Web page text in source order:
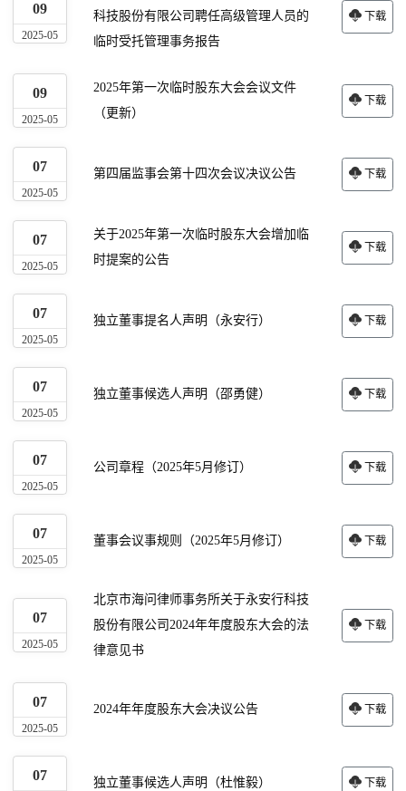
09
2025-05
科技股份有限公司聘任高级管理人员的
临时受托管理事务报告
下载
09
2025-05
2025年第一次临时股东大会会议文件
（更新）
下载
07
2025-05
第四届监事会第十四次会议决议公告 下载
07
2025-05
关于2025年第一次临时股东大会增加临
时提案的公告
下载
07
2025-05
独立董事提名人声明（永安行） 下载
07
2025-05
独立董事候选人声明（邵勇健） 下载
07
2025-05
公司章程（2025年5月修订） 下载
07
2025-05
董事会议事规则（2025年5月修订） 下载
07
2025-05
北京市海问律师事务所关于永安行科技
股份有限公司2024年年度股东大会的法
律意见书
下载
07
2025-05
2024年年度股东大会决议公告 下载
07 独立董事候选人声明（杜惟毅） 下载